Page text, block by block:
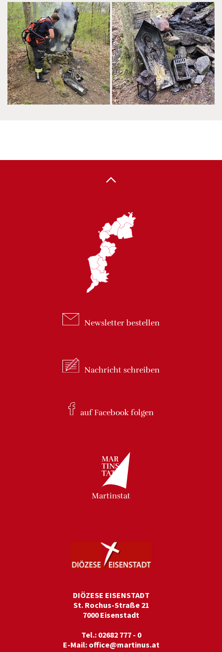
Newsletter bestellen
Nachricht schreiben
auf Facebookfolgen
Martinstat
DIÖZESE EISENSTADT
St. Rochus-Straße 21
7000 Eisenstadt
Tel.: 02682 777 - 0
E-Mail: office@martinus.at